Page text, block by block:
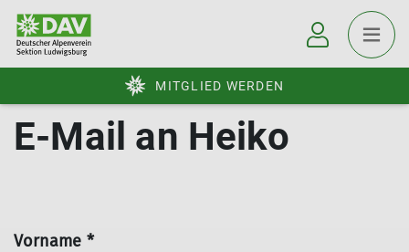
MITGLIED WERDEN
E-Mail an Heiko
Vorname *